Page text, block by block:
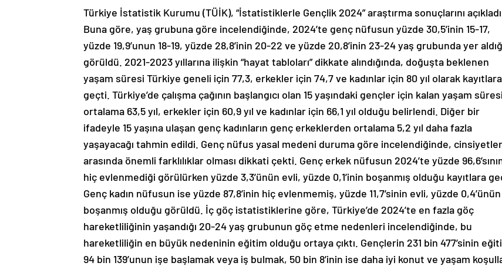
Türkiye İstatistik Kurumu (TÜİK), “İstatistiklerle Gençlik 2024” araştırma sonuçlarını
Buna göre, yaş grubuna göre incelendiğinde, 2024’te genç nüfusun yüzde 30,5’inin 15-17,
yüzde 19,9’unun 18-19, yüzde 28,8’inin 20-22 ve yüzde 20,8’inin 23-24 yaş grubunda yer
görüldü. 2021-2023 yıllarına ilişkin “hayat tabloları” dikkate alındığında, doğuşta beklenen
yaşam süresi Türkiye geneli için 77,3, erkekler için 74,7 ve kadınlar için 80 yıl olarak kayıtlara
geçti. Türkiye’de çalışma çağının başlangıcı olan 15 yaşındaki gençler için kalan yaşam
ortalama 63,5 yıl, erkekler için 60,9 yıl ve kadınlar için 66,1 yıl olduğu belirlendi. Diğer bir
ifadeyle 15 yaşına ulaşan genç kadınların genç erkeklerden ortalama 5,2 yıl daha fazla
yaşayacağı tahmin edildi. Genç nüfus yasal medeni duruma göre incelendiğinde, cinsiyetler
arasında önemli farklılıklar olması dikkati çekti. Genç erkek nüfusun 2024’te yüzde
hiç evlenmediği görülürken yüzde 3,3’ünün evli, yüzde 0,1’inin boşanmış olduğu kayıtlara
Genç kadın nüfusun ise yüzde 87,8’inin hiç evlenmemiş, yüzde 11,7’sinin evli, yüzde
boşanmış olduğu görüldü. İç göç istatistiklerine göre, Türkiye’de 2024’te en fazla göç
hareketliliğinin yaşandığı 20-24 yaş grubunun göç etme nedenleri incelendiğinde, bu
hareketliliğin en büyük nedeninin eğitim olduğu ortaya çıktı. Gençlerin 231 bin 477’sinin
94 bin 139’unun işe başlamak veya iş bulmak, 50 bin 8’inin ise daha iyi konut ve yaşam